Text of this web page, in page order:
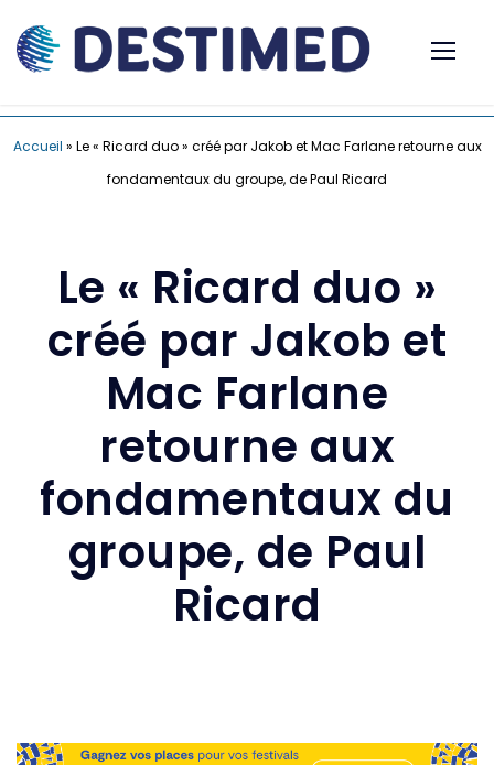
Accueil » Le « Ricard duo » créé par Jakob et Mac Farlane retourne aux
fondamentaux du groupe, de Paul Ricard
Le « Ricard duo »
créé par Jakob et
Mac Farlane
retourne aux
fondamentaux du
groupe, de Paul
Ricard